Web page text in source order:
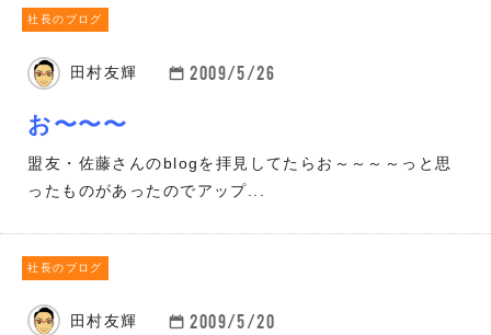
社長のブログ
田村友輝 2009/5/26
お〜〜〜
盟友・佐藤さんのblogを拝見してたらお～～～～っと思
ったものがあったのでアップ...
社長のブログ
田村友輝 2009/5/20